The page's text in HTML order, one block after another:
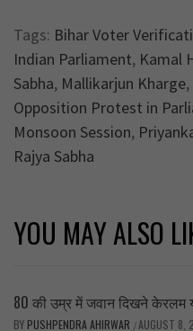
Tags: Bihar Voter
Indian Parliament, Kamal
Sabha, Mallikarjun Kharge,
Opposition Protest in
Monsoon Session,
Rajya Sabha
YOU MAY ALSO
80 की उम्र में जवान दिखने केरलम
BY PUSHPENDRA AHIRWAR /AUGUST 8,